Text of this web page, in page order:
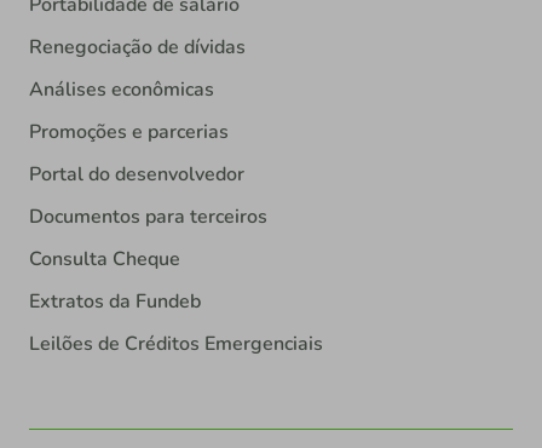
Portabilidade de salário
Renegociação de dívidas
Análises econômicas
Promoções e parcerias
Portal do desenvolvedor
Documentos para terceiros
Consulta Cheque
Extratos da Fundeb
Leilões de Créditos Emergenciais